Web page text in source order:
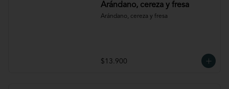
Arándano, cereza y fresa
Arándano, cereza y fresa
$13.900